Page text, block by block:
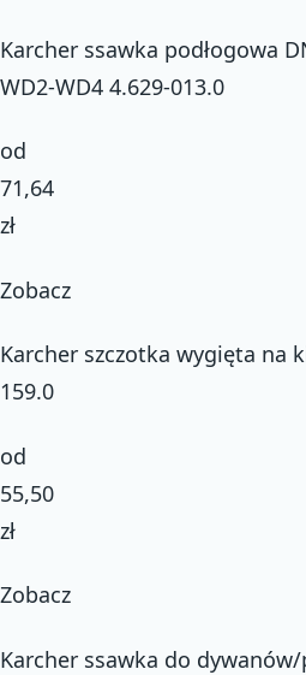
Karcher ssawka podłogowa
WD2-WD4 4.629-013.0
od
71,64
zł
Zobacz
Karcher szczotka wygięta na
159.0
od
55,50
zł
Zobacz
Karcher ssawka do